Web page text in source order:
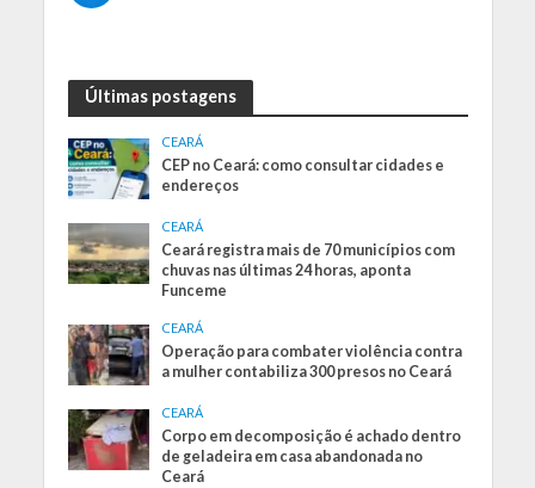
Últimas postagens
CEARÁ
CEP no Ceará: como consultar cidades e
endereços
CEARÁ
Ceará registra mais de 70 municípios com
chuvas nas últimas 24 horas, aponta
Funceme
CEARÁ
Operação para combater violência contra
a mulher contabiliza 300 presos no Ceará
CEARÁ
Corpo em decomposição é achado dentro
de geladeira em casa abandonada no
Ceará